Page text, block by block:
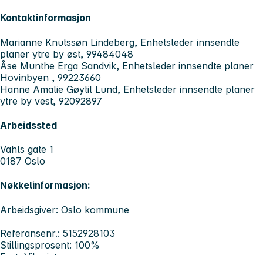
Kontaktinformasjon
Marianne Knutssøn Lindeberg, Enhetsleder innsendte
planer ytre by øst, 99484048
Åse Munthe Erga Sandvik, Enhetsleder innsendte planer
Hovinbyen , 99223660
Hanne Amalie Gøytil Lund, Enhetsleder innsendte planer
ytre by vest, 92092897
Arbeidssted
Vahls gate 1
0187 Oslo
Nøkkelinformasjon:
Arbeidsgiver: Oslo kommune
Referansenr.: 5152928103
Stillingsprosent: 100%